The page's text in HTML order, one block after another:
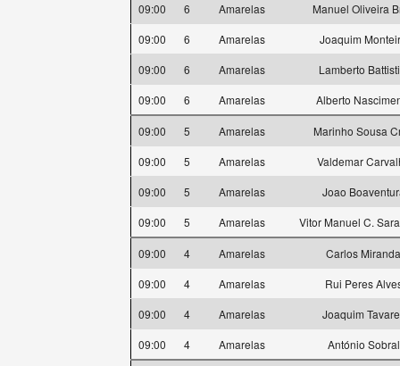
09:00 6 Amarelas
Manuel Oliveira
09:00
6 Amarelas
Joaquim
09:00
6 Amarelas
Lamberto
09:00
6 Amarelas Alberto
09:00 5 Amarelas
Marinho Sousa
09:00
5 Amarelas
Valdemar
09:00
5 Amarelas
Joao
09:00
5 Amarelas Vitor Manuel C.
09:00 4 Amarelas
Carlos Miranda
09:00
4 Amarelas
Rui Peres
09:00
4 Amarelas
Joaquim
09:00
4 Amarelas António Sobral